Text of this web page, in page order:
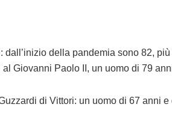
dall’inizio della pandemia sono 82,
Giovanni Paolo II, un uomo di 79
di Vittori: un uomo di 67 anni e